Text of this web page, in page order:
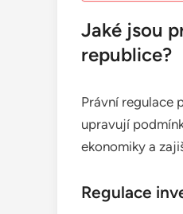
Jaké jsou
republice?
Právní regulace
upravují
ekonomiky a
Regulace